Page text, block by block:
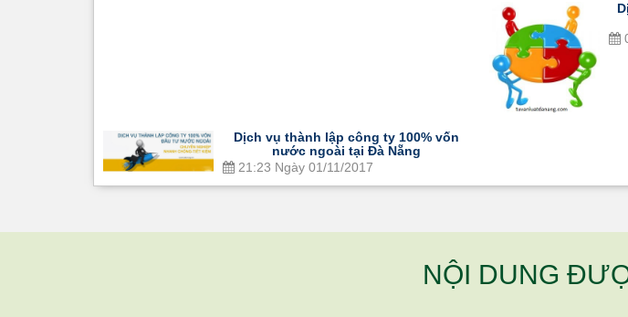
Dịch vụ thành lập công ty 100% vốn
nước ngoài tại Đà Nẵng
21:23 Ngày 01/11/2017
NỘI DUNG